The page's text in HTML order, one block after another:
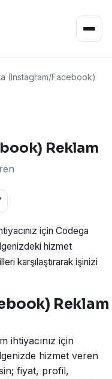
(Instagram/Facebook)
Reklam
için Codega
hizmet
karşılaştırarak işinizi
Reklam
ihtiyacınız için
hizmet veren
fiyat, profil,